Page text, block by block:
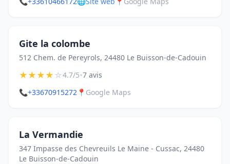
Gite la colombe
512 Chem. de Pereyrols, 24480 Le Buisson-de-Cadouin
★★★★☆4.7/5•7 avis
📞+33670915272 📍 Google Maps
La Vermandie
347 Impasse des Chevreuils Le Maine - Cussac, 24480
Le Buisson-de-Cadouin